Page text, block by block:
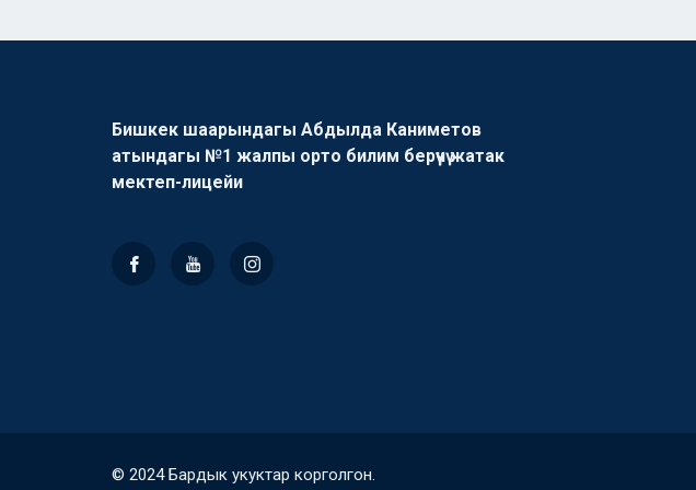
Бишкек шаарындагы Абдылда Каниметов
атындагы №1 жалпы орто билим берүүчү жатак
мектеп-лицейи
© 2024 Бардык укуктар корголгон.